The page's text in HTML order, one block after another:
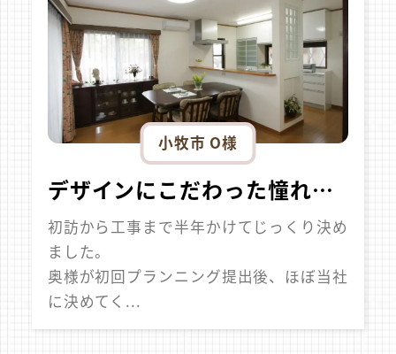
小牧市 O様
デザインにこだわった憧れの全面リフォーム
初訪から工事まで半年かけてじっくり決め
ました。
奥様が初回プランニング提出後、ほぼ当社
に決めてく...